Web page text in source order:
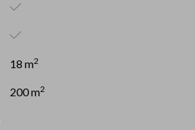
18 m2
200 m2